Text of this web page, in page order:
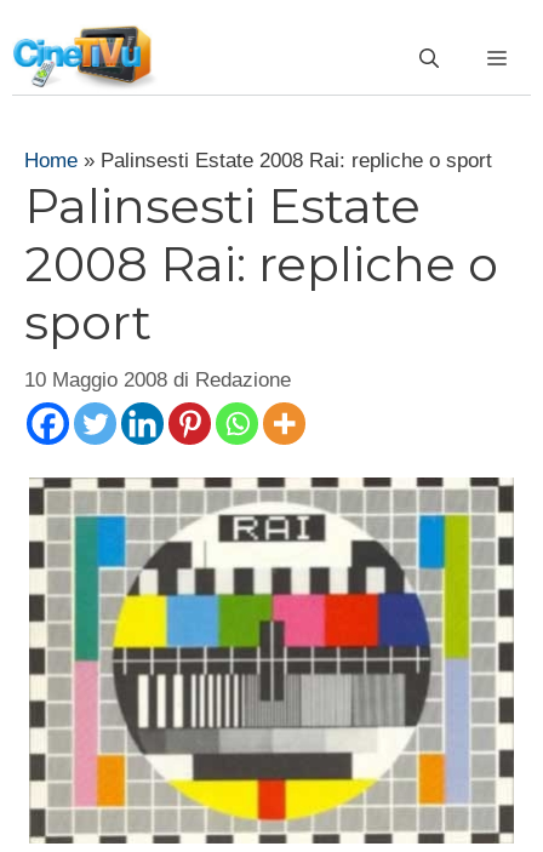
al
contenuto
Home » Palinsesti Estate 2008 Rai: repliche o sport
Palinsesti Estate
2008 Rai: repliche o
sport
10 Maggio 2008 di Redazione